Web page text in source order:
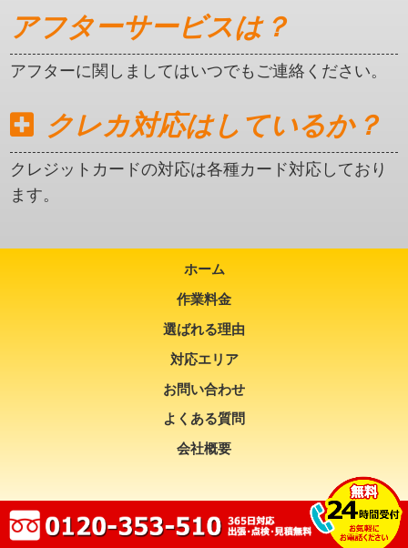
アフターサービスは？
アフターに関しましてはいつでもご連絡ください。
クレカ対応はしているか？
クレジットカードの対応は各種カード対応しており
ます。
ホーム
作業料金
選ばれる理由
対応エリア
お問い合わせ
よくある質問
会社概要